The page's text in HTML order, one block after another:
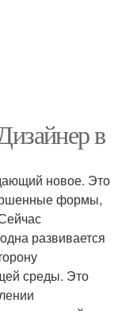
в
новое. Это
формы,
развивается
среды. Это